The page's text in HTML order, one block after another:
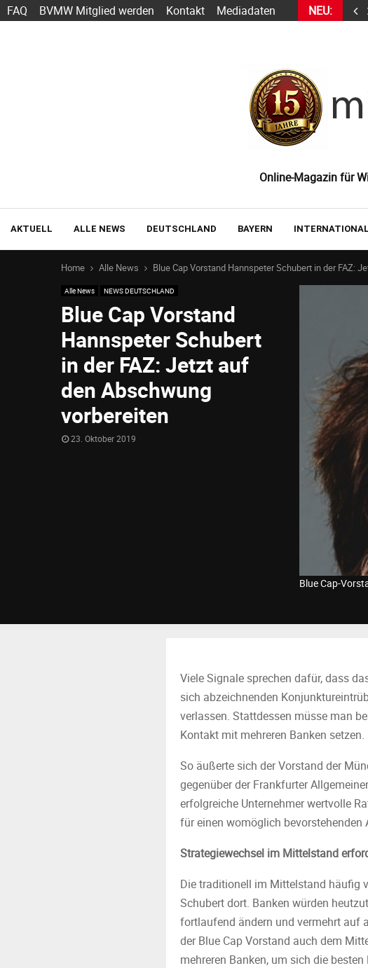
FAQ BVMW Mitglied werden Kontakt Mediadaten NEU:
heute schon funktioniert — und wie der Einstieg gelingt
Online-Magazin für
AKTUELL ALLE NEWS DEUTSCHLAND BAYERN INTERNATIONAL
Home Alle News Blue Cap Vorstand Hannspeter Schubert in der FAZ:
Alle News NEWS DEUTSCHLAND
Blue Cap Vorstand
Hannspeter Schubert
in der FAZ: Jetzt auf
den Abschwung
vorbereiten
23. Oktober 2019
Blue Cap-
Viele Signale sprechen dafür, dass
sich abzeichnenden
verlassen. Stattdessen müsse man
Kontakt mit mehreren Banken setzen.
So äußerte sich der Vorstand der
gegenüber der Frankfurter
erfolgreiche Unternehmer wertvolle
für einen womöglich bevorstehenden
Strategiewechsel im Mittelstand
Die traditionell im Mittelstand häufig
Schubert dort. Banken würden
fortlaufend ändern und vermehrt auf
der Blue Cap Vorstand auch dem
mehreren Banken, um sich die